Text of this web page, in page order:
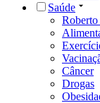
Saúde
Câncer
Drogas